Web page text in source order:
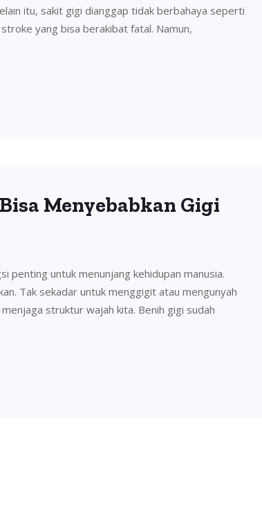
itu, sakit gigi dianggap tidak berbahaya seperti
yang bisa berakibat fatal. Namun,
Menyebabkan Gigi
penting untuk menunjang kehidupan manusia.
Tak sekadar untuk menggigit atau mengunyah
struktur wajah kita. Benih gigi sudah